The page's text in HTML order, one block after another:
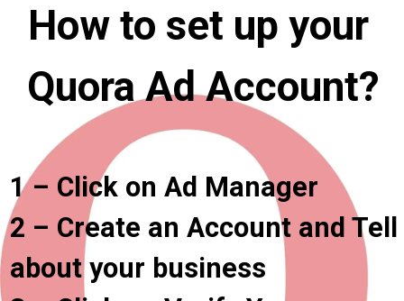
How to set up your
Quora Ad Account?
1 – Click on Ad Manager
2 – Create an Account and Tell
about your business